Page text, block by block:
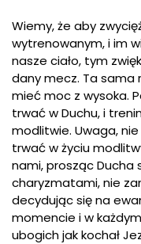
Wiemy, że aby
wytrenowanym, i im
nasze ciało, tym
dany mecz. Ta sama
mieć moc z wysoka.
trwać w Duchu, i
modlitwie. Uwaga,
trwać w życiu
nami, prosząc Ducha
charyzmatami, nie
decydując się na
momencie i w
ubogich jak kochał